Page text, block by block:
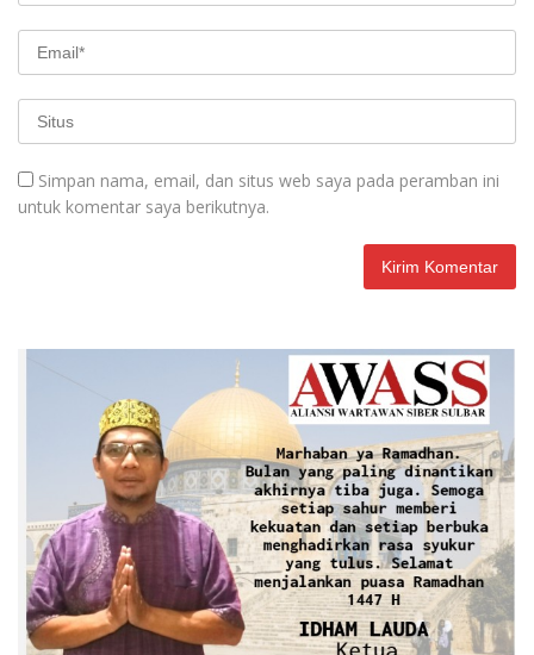
Simpan nama, email, dan situs web saya pada peramban ini
untuk komentar saya berikutnya.